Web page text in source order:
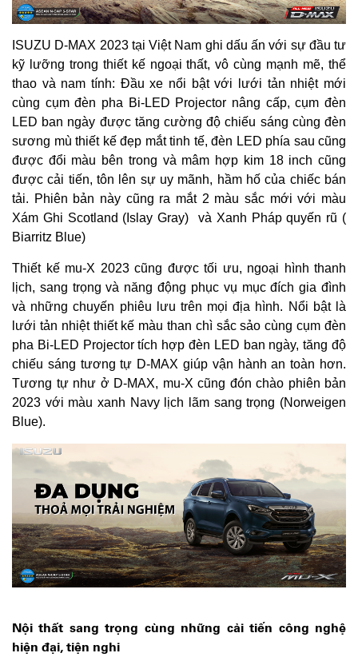
ISUZU D-MAX 2023 tại Việt Nam ghi dấu ấn với sự đầu tư
kỹ lưỡng trong thiết kế ngoại thất, vô cùng mạnh mẽ, thể
thao và nam tính: Đầu xe nổi bật với lưới tản nhiệt mới
cùng cụm đèn pha Bi-LED Projector nâng cấp, cụm đèn
LED ban ngày được tăng cường độ chiếu sáng cùng đèn
sương mù thiết kế đẹp mắt tinh tế, đèn LED phía sau cũng
được đổi màu bên trong và mâm hợp kim 18 inch cũng
được cải tiến, tôn lên sự uy mãnh, hầm hố của chiếc bán
tải. Phiên bản này cũng ra mắt 2 màu sắc mới với màu
Xám Ghi Scotland (Islay Gray) và Xanh Pháp quyến rũ (
Biarritz Blue)
Thiết kế mu-X 2023 cũng được tối ưu, ngoại hình thanh
lịch, sang trọng và năng động phục vụ mục đích gia đình
và những chuyến phiêu lưu trên mọi địa hình. Nổi bật là
lưới tản nhiệt thiết kế màu than chì sắc sảo cùng cụm đèn
pha Bi-LED Projector tích hợp đèn LED ban ngày, tăng độ
chiếu sáng tương tự D-MAX giúp vận hành an toàn hơn.
Tương tự như ở D-MAX, mu-X cũng đón chào phiên bản
2023 với màu xanh Navy lịch lãm sang trọng (Norweigen
Blue).
Nội thất sang trọng cùng những cải tiến công nghệ
hiện đại, tiện nghi